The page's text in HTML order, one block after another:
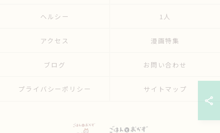
ヘルシー 1人
アクセス 漫画特集
ブログ お問い合わせ
プライバシーポリシー サイトマップ